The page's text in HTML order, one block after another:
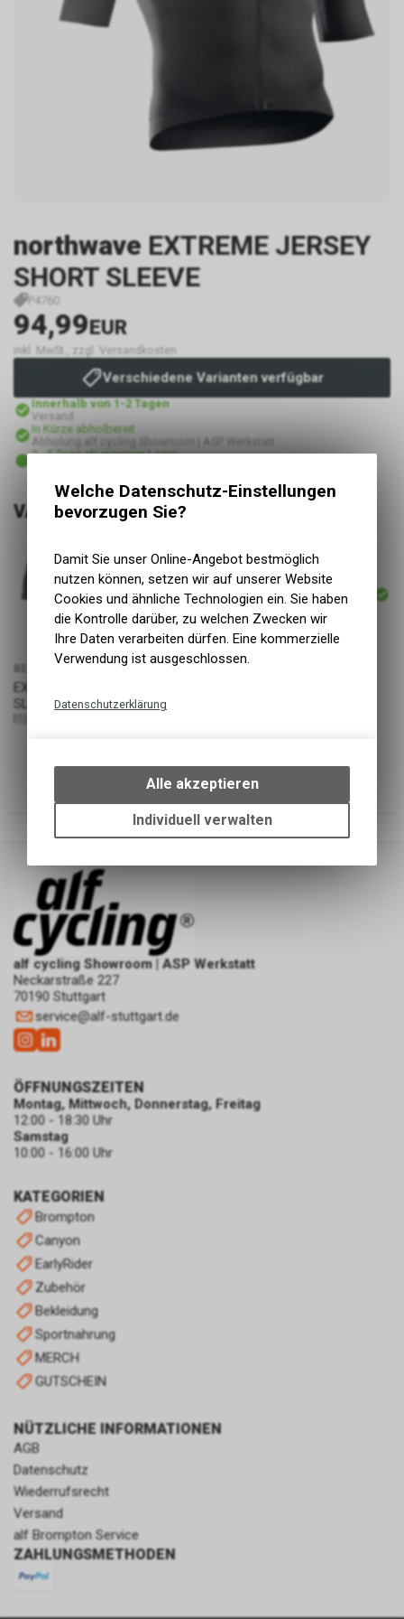
northwave EXTREME JERSEY
SHORT SLEEVE
P4760
94,99EUR
inkl. MwSt., zzgl. Versandkosten
Verschiedene Varianten verfügbar
Innerhalb von 1-2 Tagen
Versand
In Kürze abholbereit
Abholung alf cycling Showroom | ASP Werkstatt
2 - 5 Tage ab eigenem Lager
VARIANTEN
ARTIKELNUMMER
P4755
EXTREME JERSEY SHORT
SLEEVE M
alf cycling Showroom | ASP Werkstatt
Neckarstraße 227
70190 Stuttgart
service@alf-stuttgart.de
KATEGORIEN
Brompton
Canyon
EarlyRider
Zubehör
Bekleidung
Sportnahrung
MERCH
GUTSCHEIN
NÜTZLICHE INFORMATIONEN
AGB
Datenschutz
Wiederrufsrecht
Versand
alf Brompton Service
ZAHLUNGSMETHODEN
ÖFFNUNGSZEITEN
Montag, Mittwoch, Donnerstag, Freitag
12:00 - 18:30 Uhr
Samstag
10:00 - 16:00 Uhr
Welche Datenschutz-Einstellungen
bevorzugen Sie?
Damit Sie unser Online-Angebot bestmöglich
nutzen können, setzen wir auf unserer Website
Cookies und ähnliche Technologien ein. Sie haben
die Kontrolle darüber, zu welchen Zwecken wir
Ihre Daten verarbeiten dürfen. Eine kommerzielle
Verwendung ist ausgeschlossen.
Datenschutzerklärung
bestimmte Interaktionen und
Einstellungen auf Ihrem Gerät,
um die grundlegenden
Funktionen unseres Online-
dass die gespeicherten Daten
keinerlei Rückschlüsse auf Ihre
persönlichen Informationen
zulassen.
Alle akzeptieren
Individuell verwalten